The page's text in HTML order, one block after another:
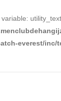
everest/inc/